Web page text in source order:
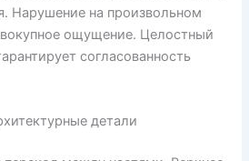
Нарушение на произвольном
ощущение. Целостный
согласованность
детали